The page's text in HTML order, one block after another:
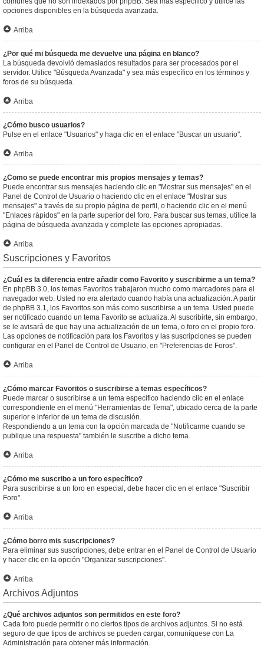
opciones disponibles en la búsqueda avanzada.
Arriba
¿Por qué mi búsqueda me devuelve una página en blanco?
La búsqueda devolvió demasiados resultados para ser procesados por el
servidor. Utilice "Búsqueda Avanzada" y sea más específico en los términos y
foros de su búsqueda.
Arriba
¿Cómo busco usuarios?
Pulse en el enlace "Usuarios" y haga clic en el enlace "Buscar un usuario".
Arriba
¿Como se puede encontrar mis propios mensajes y temas?
Puede encontrar sus mensajes haciendo clic en "Mostrar sus mensajes" en el
Panel de Control de Usuario o haciendo clic en el enlace "Mostrar sus
mensajes" a través de su propio página de perfil, o haciendo clic en el menú
"Enlaces rápidos" en la parte superior del foro. Para buscar sus temas, utilice la
página de búsqueda avanzada y complete las opciones apropiadas.
Arriba
Suscripciones y Favoritos
¿Cuál es la diferencia entre añadir como Favorito y suscribirme a un tema?
En phpBB 3.0, los temas Favoritos trabajaron mucho como marcadores para el
navegador web. Usted no era alertado cuando había una actualización. A partir
de phpBB 3.1, los Favoritos son más como suscribirse a un tema. Usted puede
ser notificado cuando un tema Favorito se actualiza. Al suscribirte, sin embargo,
se le avisará de que hay una actualización de un tema, o foro en el propio foro.
Las opciones de notificación para los Favoritos y las suscripciones se pueden
configurar en el Panel de Control de Usuario, en "Preferencias de Foros".
Arriba
¿Cómo marcar Favoritos o suscribirse a temas específicos?
Puede marcar o suscribirse a un tema específico haciendo clic en el enlace
correspondiente en el menú "Herramientas de Tema", ubicado cerca de la parte
superior e inferior de un tema de discusión.
Respondiendo a un tema con la opción marcada de "Notificarme cuando se
publique una respuesta" también le suscribe a dicho tema.
Arriba
¿Cómo me suscribo a un foro específico?
Para suscribirse a un foro en especial, debe hacer clic en el enlace "Suscribir
Foro".
Arriba
¿Cómo borro mis suscripciones?
Para eliminar sus suscripciones, debe entrar en el Panel de Control de Usuario
y hacer clic en la opción "Organizar suscripciones".
Arriba
Archivos Adjuntos
¿Qué archivos adjuntos son permitidos en este foro?
Cada foro puede permitir o no ciertos tipos de archivos adjuntos. Si no está
seguro de que tipos de archivos se pueden cargar, comuníquese con La
Administración para obtener más información.